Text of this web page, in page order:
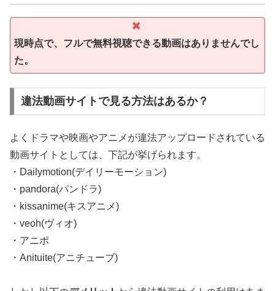
現時点で、フルで無料視聴できる動画はありませんでし
た。
違法動画サイトで見る方法はあるか？
よくドラマや映画やアニメが違法アップロードされている
動画サイトとしては、下記が挙げられます。
・Dailymotion(デイリーモーション)
・pandora(パンドラ)
・kissanime(キスアニメ)
・veoh(ヴィオ)
・アニポ
・Anituite(アニチューブ)